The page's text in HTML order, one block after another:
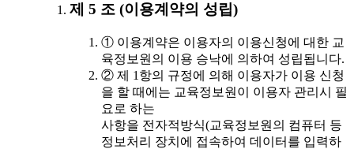
제 5 조 (이용계약의 성립)
① 이용계약은 이용자의 이용신청에 대한 교
육정보원의 이용 승낙에 의하여 성립됩니다.
② 제 1항의 규정에 의해 이용자가 이용 신청
을 할 때에는 교육정보원이 이용자 관리시 필
요로 하는
사항을 전자적방식(교육정보원의 컴퓨터 등
정보처리 장치에 접속하여 데이터를 입력하